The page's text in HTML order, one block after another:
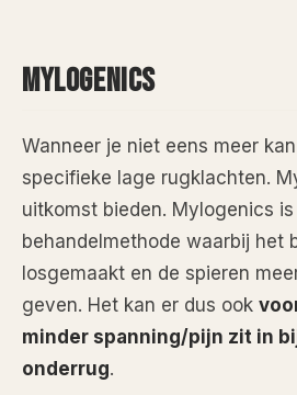
MYLOGENICS
Wanneer je niet eens meer
specifieke lage rugklachten.
uitkomst bieden. Mylogenics is
behandelmethode waarbij het
losgemaakt en de spieren
geven. Het kan er dus ook
minder spanning/pijn zit in
onderrug.